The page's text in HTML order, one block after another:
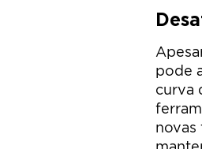
pode
curva
novas